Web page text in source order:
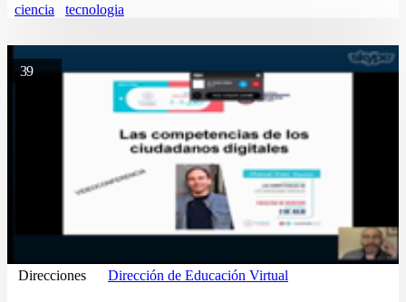
ciencia tecnologia
39
Direcciones Dirección de Educación Virtual